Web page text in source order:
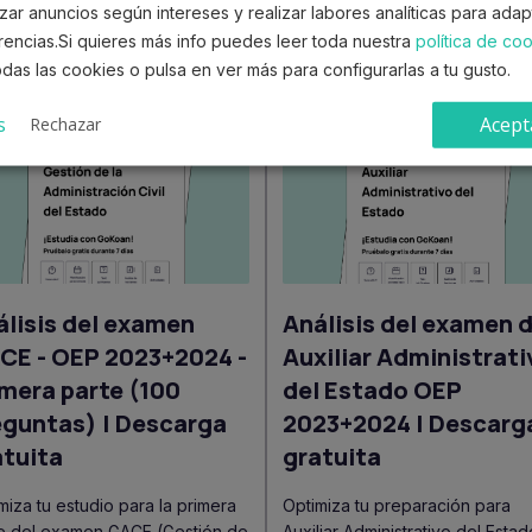
actualizado y muy útil para facilitar el estudio de la
del examen
- OEP 2023+2024 -
parte (100
| Descarga
tu estudio para la primera
Análisis del examen
Auxiliar
del Estado OEP
2023+2024 |
gratuita
Optimiza tu preparación para
anuncios según intereses y realizar labores analíticas para
quieres más info puedes leer toda nuestra política de
las cookies o pulsa en ver más para configurarlas a tu gusto.
Rechazar